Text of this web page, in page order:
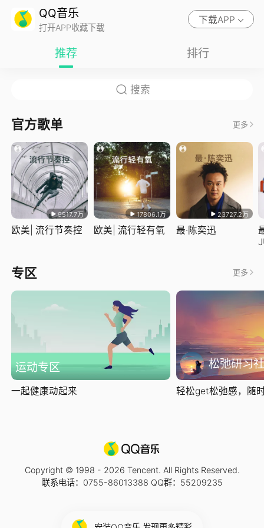
QQ音乐
打开APP收藏下载
下载APP
推荐 排行
官方歌单 更多
9517.7万
欧美| 流行节奏控
17806.1万
欧美| 流行轻有氧
23727.2万
最·陈奕迅
专区 更多
运动专区
一起健康动起来
松弛研习社
轻松get松弛感，随
Copyright © 1998 - 2026 Tencent. All Rights Reserved.
联系电话：0755-86013388 QQ群：55209235